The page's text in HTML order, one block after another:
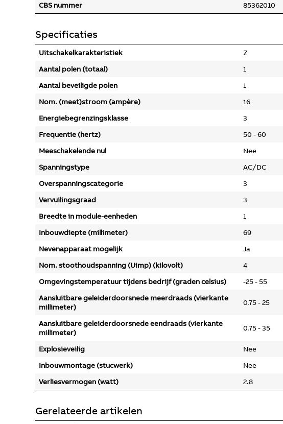
CBS nummer
85362010
Specificaties
Uitschakelkarakteristiek
Z
Aantal polen (totaal)
1
Aantal beveiligde polen
1
Nom. (meet)stroom (ampère)
16
Energiebegrenzingsklasse
3
Frequentie (hertz)
50 - 60
Meeschakelende nul
Nee
Spanningstype
AC/DC
Overspanningscategorie
3
Vervuilingsgraad
3
Breedte in module-eenheden
1
Inbouwdiepte (millimeter)
69
Nevenapparaat mogelijk
Ja
Nom. stoothoudspanning (Uimp) (kilovolt)
4
Omgevingstemperatuur tijdens bedrijf (graden celsius)
-25 - 55
Aansluitbare geleiderdoorsnede meerdraads (vierkante
millimeter)
0.75 - 25
Aansluitbare geleiderdoorsnede eendraads (vierkante
millimeter)
0.75 - 35
Explosieveilig
Nee
Inbouwmontage (stucwerk)
Nee
Verliesvermogen (watt)
2.8
Gerelateerde artikelen